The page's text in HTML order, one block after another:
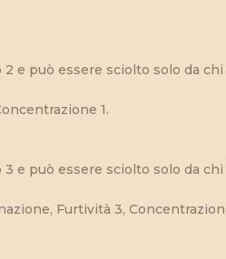
e può essere sciolto solo da
1.
e può essere sciolto solo da
Furtività 3,